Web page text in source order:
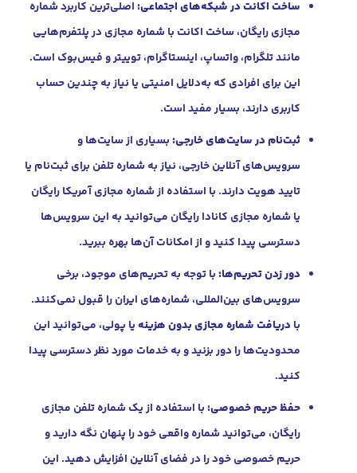
ساخت اکانت در شبکه‌های اجتماعی:اصلی‌ترین کاربرد شماره
مجازی رایگان، ساخت اکانت با شماره مجازی در پلتفرم‌هایی
مانند تلگرام، واتساپ، اینستاگرام، توییتر و فیس‌بوک است.
این برای افرادی که به‌دلایل امنیتی یا نیاز به چندین حساب
کاربری دارند، بسیار مفید است.
ثبت‌نام در سایت‌های خارجی:بسیاری از سایت‌ها و
سرویس‌های آنلاین خارجی، نیاز به شماره تلفن برای ثبت‌نام یا
تایید هویت دارند. با استفاده از شماره مجازی آمریکا رایگان
یا شماره مجازی کانادا رایگان می‌توانید به این سرویس‌ها
دسترسی پیدا کنید و از امکانات آن‌ها بهره ببرید.
دور زدن تحریم‌ها:با توجه به تحریم‌های موجود، برخی
سرویس‌های بین‌المللی، شماره‌های ایران را قبول نمی‌کنند.
بادریافت شماره مجازی بدون هزینهیا پولی، می‌توانید این
محدودیت‌ها را دور بزنید و به خدمات مورد نظر دسترسی پیدا
کنید.
حفظ حریم خصوصی:با استفاده از یک شماره تلفن مجازی
رایگان، می‌توانید شماره واقعی خود را پنهان نگه دارید و
حریم خصوصی خود را در فضای آنلاین افزایش دهید. این